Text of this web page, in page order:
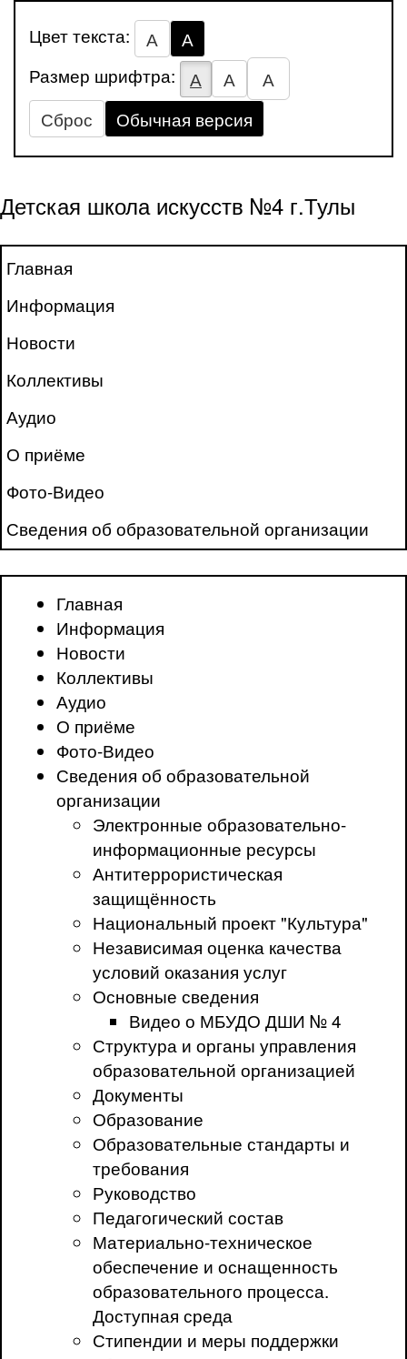
Цвет текста: А
А
Размер шрифтра:
А А
А
Сброс
Обычная версия
Детская школа искусств №4 г.Тулы
Главная
Информация
Новости
Коллективы
Аудио
О приёме
Фото-Видео
Сведения об образовательной организации
Главная
Информация
Новости
Коллективы
Аудио
О приёме
Фото-Видео
Сведения об образовательной
организации
Электронные образовательно-
информационные ресурсы
Антитеррористическая
защищённость
Национальный проект "Культура"
Независимая оценка качества
условий оказания услуг
Основные сведения
Видео о МБУДО ДШИ № 4
Структура и органы управления
образовательной организацией
Документы
Образование
Образовательные стандарты и
требования
Руководство
Педагогический состав
Материально-техническое
обеспечение и оснащенность
образовательного процесса.
Доступная среда
Стипендии и меры поддержки